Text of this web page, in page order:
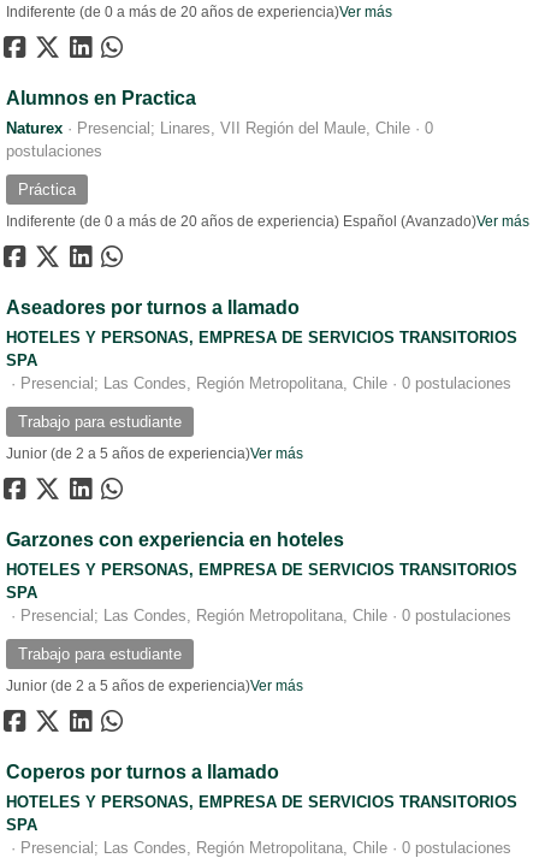
Indiferente (de 0 a más de 20 años de experiencia)Ver más
Alumnos en Practica
Naturex · Presencial; Linares, VII Región del Maule, Chile · 0
postulaciones
Práctica
Indiferente (de 0 a más de 20 años de experiencia) Español (Avanzado)Ver más
Aseadores por turnos a llamado
HOTELES Y PERSONAS, EMPRESA DE SERVICIOS TRANSITORIOS
SPA
· Presencial; Las Condes, Región Metropolitana, Chile · 0 postulaciones
Trabajo para estudiante
Junior (de 2 a 5 años de experiencia)Ver más
Garzones con experiencia en hoteles
HOTELES Y PERSONAS, EMPRESA DE SERVICIOS TRANSITORIOS
SPA
· Presencial; Las Condes, Región Metropolitana, Chile · 0 postulaciones
Trabajo para estudiante
Junior (de 2 a 5 años de experiencia)Ver más
Coperos por turnos a llamado
HOTELES Y PERSONAS, EMPRESA DE SERVICIOS TRANSITORIOS
SPA
· Presencial; Las Condes, Región Metropolitana, Chile · 0 postulaciones